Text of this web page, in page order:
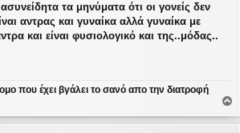
τα μηνύματα ότι οι γονείς δεν
αντρας και γυναίκα αλλά γυναίκα με
και είναι φυσιολογικό και της..μόδας..
που έχει βγάλει το σανό απο την διατροφή
ο
ρ